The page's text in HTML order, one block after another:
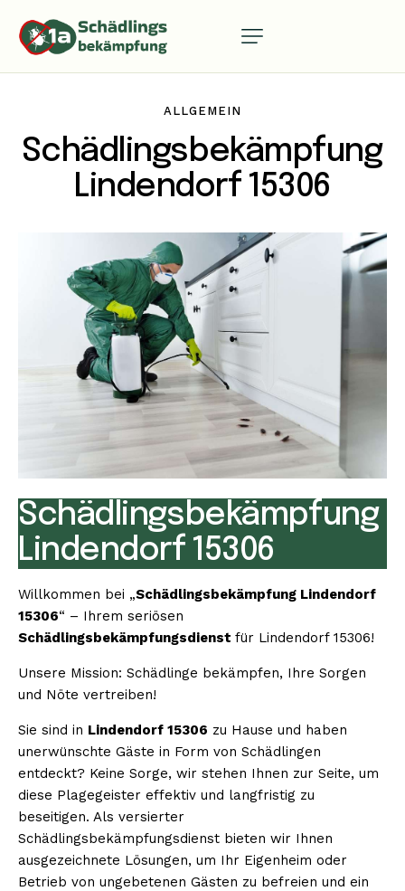
ALLGEMEIN
Schädlingsbekämpfung
Lindendorf 15306
Schädlingsbekämpfung
Lindendorf 15306
Willkommen bei „Schädlingsbekämpfung Lindendorf
15306“ – Ihrem seriösen
Schädlingsbekämpfungsdienst für Lindendorf 15306!
Unsere Mission: Schädlinge bekämpfen, Ihre Sorgen
und Nöte vertreiben!
Sie sind in Lindendorf 15306 zu Hause und haben
unerwünschte Gäste in Form von Schädlingen
entdeckt? Keine Sorge, wir stehen Ihnen zur Seite, um
diese Plagegeister effektiv und langfristig zu
beseitigen. Als versierter
Schädlingsbekämpfungsdienst bieten wir Ihnen
ausgezeichnete Lösungen, um Ihr Eigenheim oder
Betrieb von ungebetenen Gästen zu befreien und ein